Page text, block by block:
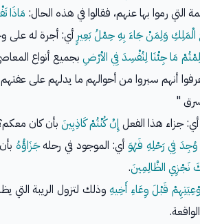
مَاذَا
الْمَلِكِ وَلِمَنْ جَاءَ بِهِ حِمْلُ بَعِيرٍ أي: أجرة له على
مَا جِئْنَا لِنُفْسِدَ فِي الأرْضِ بجميع أنواع
أنهم سبروا من أحوالهم ما يدلهم على
"
أي: جزاء هذا الفعل إِنْ كُنْتُمْ كَاذِبِينَ بأن كان
وُجِدَ فِي رَحْلِهِ فَهُوَأي: الموجود في رحلهجَزَاؤُهُ
نَجْزِي الظَّالِمِينَ.
قَبْلَ وِعَاءِ أَخِيهِوذلك لتزول الريبة التي